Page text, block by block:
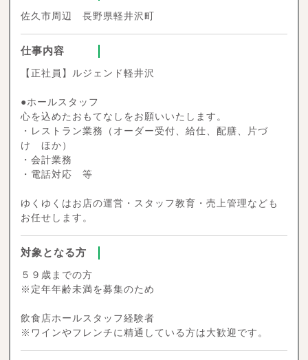
佐久市周辺 長野県軽井沢町
仕事内容
【正社員】ルジェンド軽井沢
●ホールスタッフ
心を込めたおもてなしをお願いいたします。
・レストラン業務（オーダー受付、給仕、配膳、片づ
け ほか）
・会計業務
・電話対応 等
ゆくゆくはお店の運営・スタッフ教育・売上管理なども
お任せします。
対象となる方
５９歳までの方
※定年年齢未満を募集のため
飲食店ホールスタッフ経験者
※ワインやフレンチに精通している方は大歓迎です。